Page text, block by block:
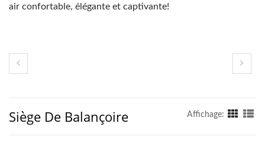
air confortable, élégante et captivante!
Siège De Balançoire Affichage: